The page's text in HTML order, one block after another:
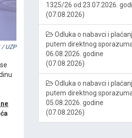
/ UZP
1325/26 od 23.07.2026.
(07.08.2026)
Odluka o nabavci i
putem direktnog
06.08.2026. godine
(07.08.2026)
Odluka o nabavci i
putem direktnog
05.08.2026. godine
(07.08.2026)